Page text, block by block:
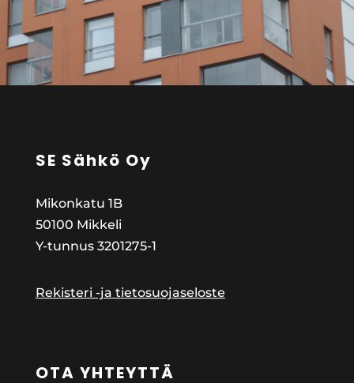
SE Sähkö Oy
Mikonkatu 1B
50100 Mikkeli
Y-tunnus 3201275-1
Rekisteri -ja tietosuojaseloste
OTA YHTEYTTÄ